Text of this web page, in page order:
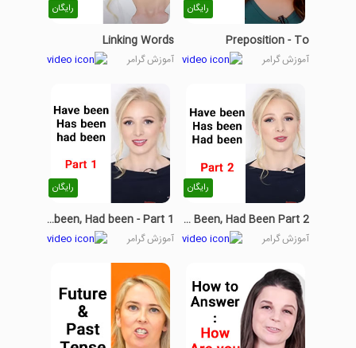
رایگان
Preposition - To
آموزش گرامر
رایگان
Linking Words
آموزش گرامر
رایگان
Have Been, Has Been, Had Been Part 2
آموزش گرامر
رایگان
Have been, Has been, Had been - Part 1
آموزش گرامر